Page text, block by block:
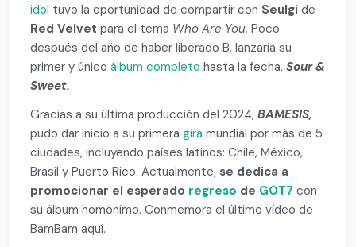
idol tuvo la oportunidad de compartir con Seulgi de
Red Velvetpara el tema Who Are You. Poco
después del año de haber liberado B, lanzaría su
primer y únicoálbum completo hasta la fecha,Sour &
Sweet.
Gracias a su última producción del 2024, BAMESIS,
pudo dar inicio a su primeragira mundial por más de 5
ciudades, incluyendo países latinos: Chile, México,
Brasil y Puerto Rico. Actualmente, se dedica a
promocionar el esperado regreso de GOT7 con
su álbum homónimo. Conmemora el último vídeo de
BamBam aquí.